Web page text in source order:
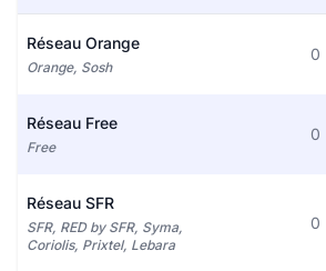
Réseau Orange
Orange, Sosh
0
Réseau Free
Free
0
Réseau SFR
SFR, RED by SFR, Syma,
Coriolis, Prixtel, Lebara
0